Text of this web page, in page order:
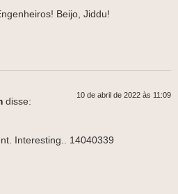
Beijo, Jiddu!
disse:
10 de abril de 2022 às 11:09
Interesting.. 14040339